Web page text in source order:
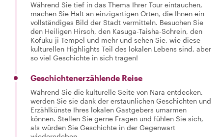
Während Sie tief in das Thema Ihrer Tour eintauchen,
machen Sie Halt an einzigartigen Orten, die Ihnen ein
vollständiges Bild der Stadt vermitteln. Besuchen Sie
den Heiligen Hirsch, den Kasuga-Taisha-Schrein, den
Kofuku-ji-Tempel und mehr und sehen Sie, wie diese
kulturellen Highlights Teil des lokalen Lebens sind, aber
so viel Geschichte in sich tragen!
Geschichtenerzählende Reise
Während Sie die kulturelle Seite von Nara entdecken,
werden Sie sie dank der erstaunlichen Geschichten und
Erzählkünste Ihres lokalen Gastgebers umarmen
können. Stellen Sie gerne Fragen und fühlen Sie sich,
als würden Sie Geschichte in der Gegenwart